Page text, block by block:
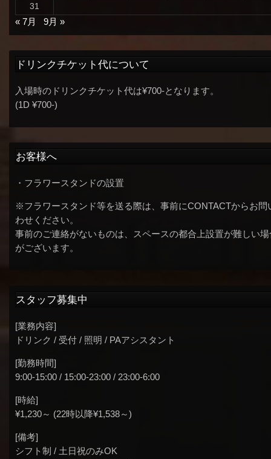
31
« 7月
9月 »
ドリンクチケット代について
入場時のドリンクチケット代は¥700-となります。
(1D ¥700-)
お客様へ
・フラワースタンドの設置
※フラワースタンド等を送る際は、事前にCONTACTからお問
わせください。
事前のご連絡がないものは、スペースの都合上設置が難しい場
がございます。
スタッフ募集中
[業務内容]
ドリンク / 受付 / 照明 / PAアシスタント
[勤務時間]
9:00-15:00 / 15:00-23:00 / 23:00-6:00
[時給]
¥1,230～ (22時以降¥1,538～)
[備考]
シフト制 / 土日祝のみOK